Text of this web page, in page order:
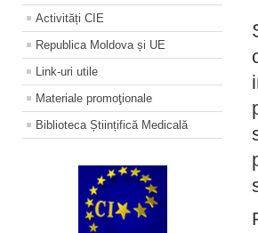
Activități CIE
Republica Moldova și UE
Link-uri utile
Materiale promoţionale
Biblioteca Științifică Medicală